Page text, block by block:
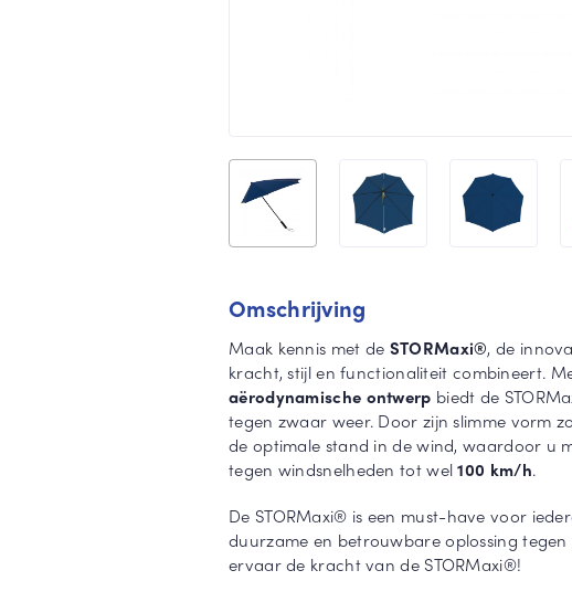
Omschrijving
Maak kennis met de STORMaxi®, de
kracht, stijl en functionaliteit combineert.
aërodynamische ontwerp biedt de
tegen zwaar weer. Door zijn slimme vorm
de optimale stand in de wind, waardoor u
tegen windsnelheden tot wel100 km/h.
De STORMaxi® is een must-have voor
duurzame en betrouwbare oplossing tegen
ervaar de kracht van de STORMaxi®!